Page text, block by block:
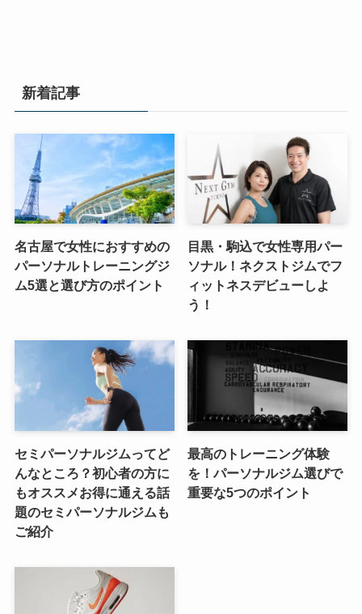
新着記事
名古屋で女性におすすめの
パーソナルトレーニングジ
ム5選と選び方のポイント
目黒・駒込で女性専用パー
ソナル！ネクストジムでフ
ィットネスデビューしよ
う！
セミパーソナルジムってど
んなところ？初心者の方に
もオススメお得に通える話
題のセミパーソナルジムも
ご紹介
最高のトレーニング体験
を！パーソナルジム選びで
重要な5つのポイント